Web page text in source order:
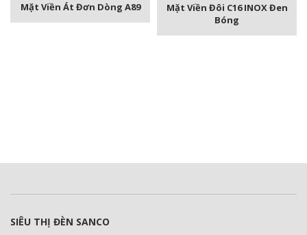
Mặt Viền Át Đơn Dòng A89
Mặt Viền Đôi C16 INOX Đen
Bóng
SIÊU THỊ ĐÈN SANCO